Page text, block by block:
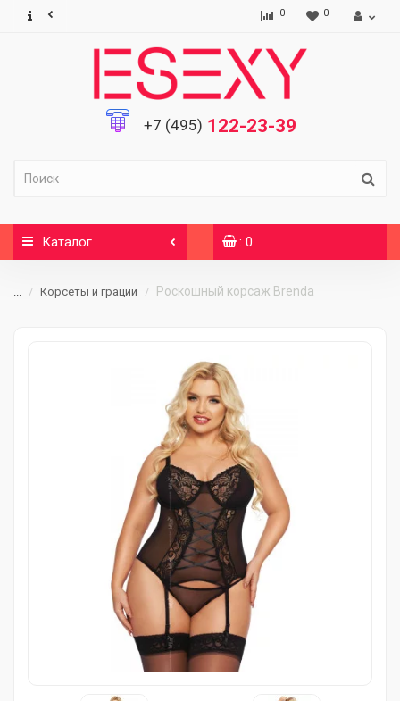
0 0
+7 (495) 122-23-39
Каталог : 0
... Корсеты и грации Роскошный корсаж Brenda